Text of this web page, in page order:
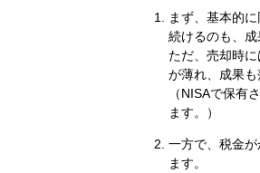
まず、基本的
続けるのも、成
ただ、売却時
が薄れ、成果も
（NISAで保有
ます。）
一方で、税金
ます。